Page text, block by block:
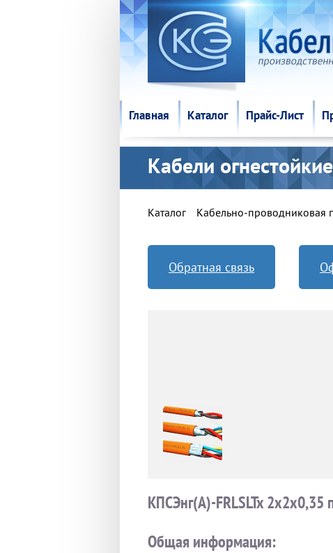
Главная Каталог Прайс-Лист
Главная Каталог Прайс-Лист
Кабели огнестойкие
Каталог Кабельно-проводниковая
Обратная связь
КПСЭнг(А)-FRLSLTx 2х2х0,35
Общая информация: